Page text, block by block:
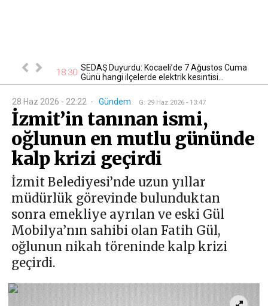
otomobil 18:30 SEDAŞ Duyurdu: Kocaeli’de 7 Ağustos Cuma
Günü hangi ilçelerde elektrik kesintisi...
28 Haz 2026 - 22:22 - Gündem G: 29 Haz 2026 - 13:47
İzmit’in tanınan ismi,
oğlunun en mutlu gününde
kalp krizi geçirdi
İzmit Belediyesi’nde uzun yıllar
müdürlük görevinde bulunduktan
sonra emekliye ayrılan ve eski Gül
Mobilya’nın sahibi olan Fatih Gül,
oğlunun nikah töreninde kalp krizi
geçirdi.